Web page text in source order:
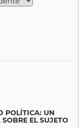
POLÍTICA: UN
EL SUJETO